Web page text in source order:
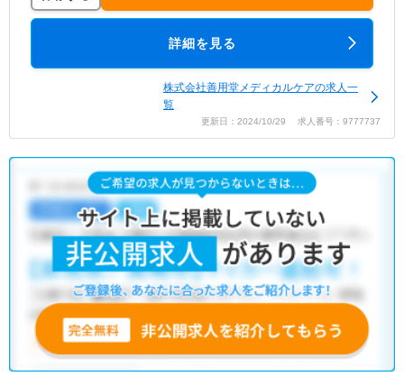
詳細を見る
株式会社善用堂メディカルケアの求人一
覧
更新日：2024/10/29 求人番号：9777737